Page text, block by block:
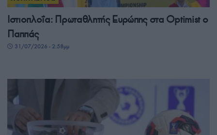
Ιστιοπλοΐα: Πρωταθλητής Ευρώπης στα Optimist ο
Παππάς
31/07/2026 - 2:58μμ